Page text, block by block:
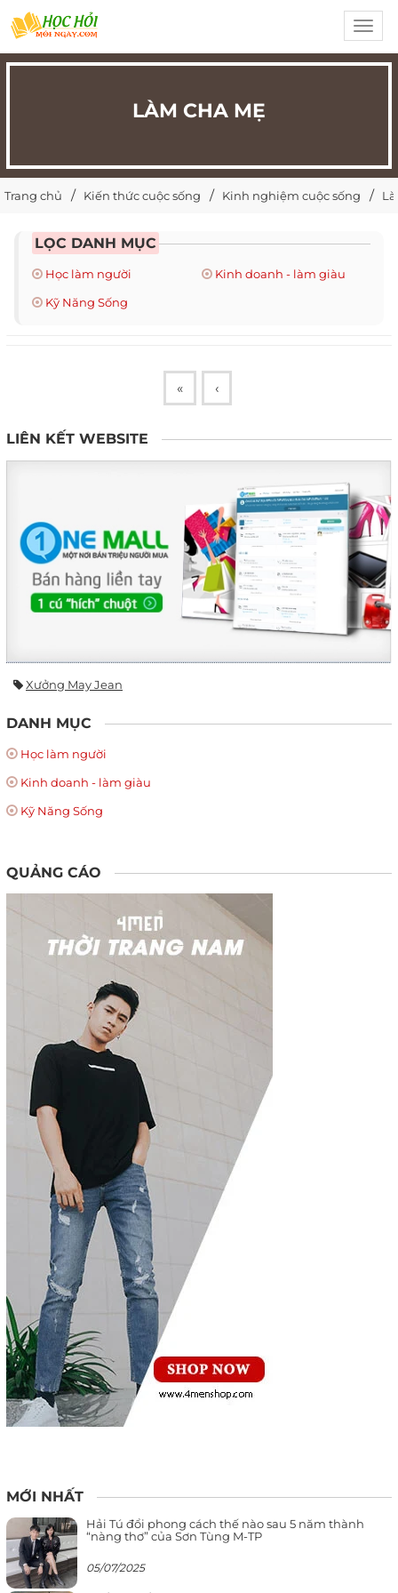
LÀM CHA MẸ
Trang chủ Kiến thức cuộc sống Kinh nghiệm cuộc sống
LỌC DANH MỤC
Học làm người
Kinh doanh - làm giàu
Kỹ Năng Sống
« ‹
LIÊN KẾT WEBSITE
Xưởng May Jean
DANH MỤC
Học làm người
Kinh doanh - làm giàu
Kỹ Năng Sống
QUẢNG CÁO
MỚI NHẤT
Hải Tú đổi phong cách thế nào sau 5 năm thành
“nàng thơ” của Sơn Tùng M-TP
05/07/2025